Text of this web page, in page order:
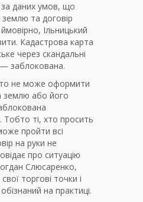
даних умов, що
та договір
Ільницький
Кадастрова карта
через скандальні
заблокована.
не може оформити
землю або його
Тобто ті, хто просить
пройти всі
на руки не
про ситуацію
Слюсаренко,
торгові точки і
на практиці.